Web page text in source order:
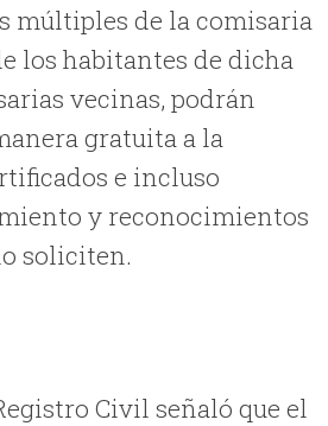
múltiples de la comisaria
los habitantes de dicha
vecinas, podrán
gratuita a la
e incluso
y reconocimientos
soliciten.
Civil señaló que el